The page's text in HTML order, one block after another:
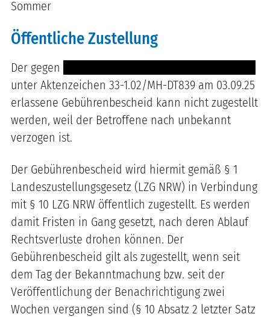
Sommer
Öffentliche Zustellung
Der gegen
unter Aktenzeichen 33-1.02/MH-DT839 am 03.09.25
erlassene Gebührenbescheid kann nicht zugestellt
werden, weil der Betroffene nach unbekannt
verzogen ist.
Der Gebührenbescheid wird hiermit gemäß § 1
Landeszustellungsgesetz (LZG NRW) in Verbindung
mit § 10 LZG NRW öffentlich zugestellt. Es werden
damit Fristen in Gang gesetzt, nach deren Ablauf
Rechtsverluste drohen können. Der
Gebührenbescheid gilt als zugestellt, wenn seit
dem Tag der Bekanntmachung bzw. seit der
Veröffentlichung der Benachrichtigung zwei
Wochen vergangen sind (§ 10 Absatz 2 letzter Satz